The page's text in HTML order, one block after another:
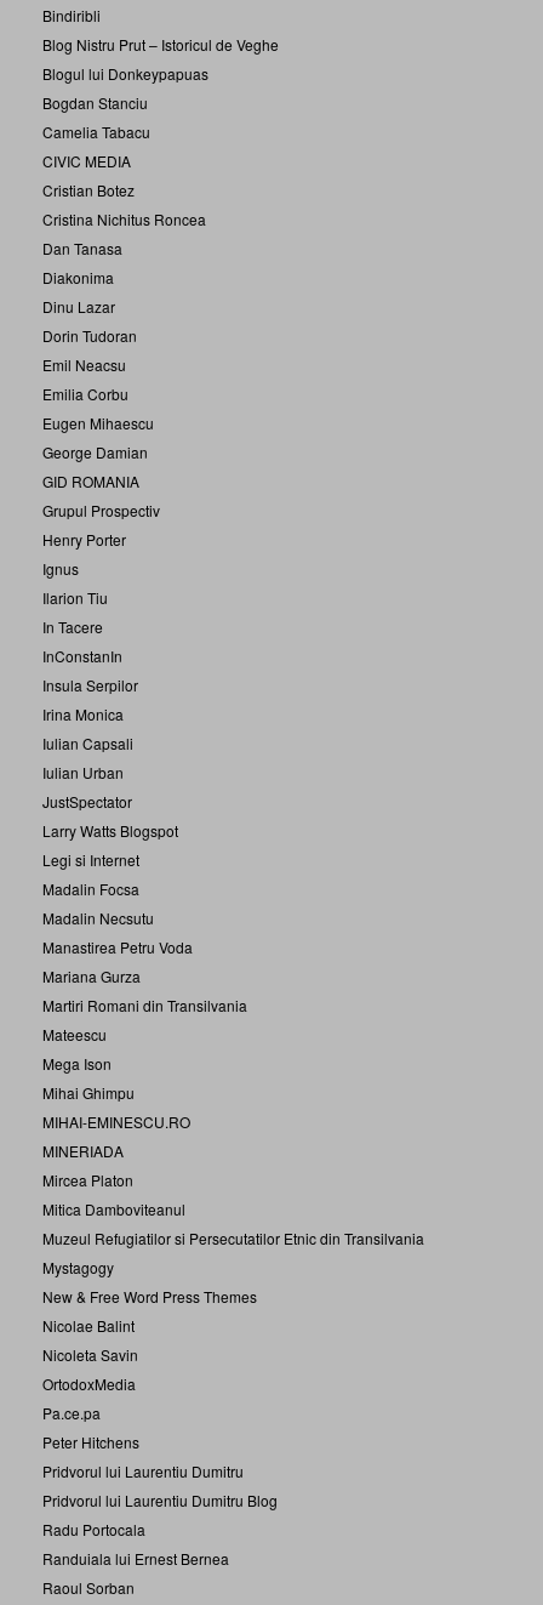
Bindiribli
Blog Nistru Prut – Istoricul de Veghe
Blogul lui Donkeypapuas
Bogdan Stanciu
Camelia Tabacu
CIVIC MEDIA
Cristian Botez
Cristina Nichitus Roncea
Dan Tanasa
Diakonima
Dinu Lazar
Dorin Tudoran
Emil Neacsu
Emilia Corbu
Eugen Mihaescu
George Damian
GID ROMANIA
Grupul Prospectiv
Henry Porter
Ignus
Ilarion Tiu
In Tacere
InConstanIn
Insula Serpilor
Irina Monica
Iulian Capsali
Iulian Urban
JustSpectator
Larry Watts Blogspot
Legi si Internet
Madalin Focsa
Madalin Necsutu
Manastirea Petru Voda
Mariana Gurza
Martiri Romani din Transilvania
Mateescu
Mega Ison
Mihai Ghimpu
MIHAI-EMINESCU.RO
MINERIADA
Mircea Platon
Mitica Damboviteanul
Muzeul Refugiatilor si Persecutatilor Etnic din Transilvania
Mystagogy
New & Free Word Press Themes
Nicolae Balint
Nicoleta Savin
OrtodoxMedia
Pa.ce.pa
Peter Hitchens
Pridvorul lui Laurentiu Dumitru
Pridvorul lui Laurentiu Dumitru Blog
Radu Portocala
Randuiala lui Ernest Bernea
Raoul Sorban